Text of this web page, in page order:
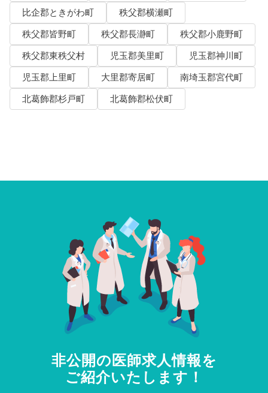
比企郡ときがわ町
秩父郡横瀬町
秩父郡皆野町
秩父郡長瀞町
秩父郡小鹿野町
秩父郡東秩父村
児玉郡美里町
児玉郡神川町
児玉郡上里町
大里郡寄居町
南埼玉郡宮代町
北葛飾郡杉戸町
北葛飾郡松伏町
非公開の医師求人情報を
ご紹介いたします！